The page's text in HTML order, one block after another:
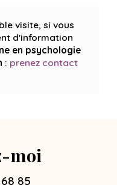
visite, si vous
d'information
en psychologie
: prenez contact
moi
85